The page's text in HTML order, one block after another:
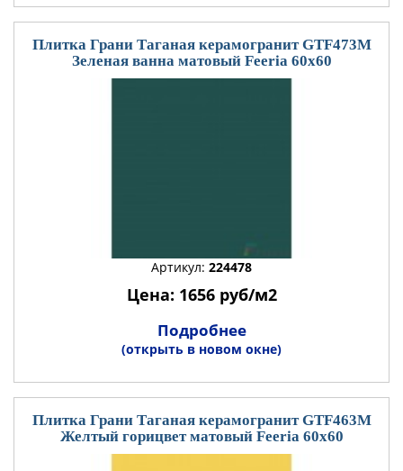
Плитка Грани Таганая керамогранит GTF473М
Зеленая ванна матовый Feeria 60x60
Артикул: 224478
Цена: 1656 руб/м2
Подробнее
(открыть в новом окне)
Плитка Грани Таганая керамогранит GTF463М
Желтый горицвет матовый Feeria 60x60